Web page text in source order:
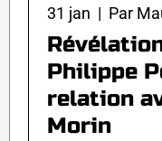
31 jan | Par
Philippe
relation
Morin